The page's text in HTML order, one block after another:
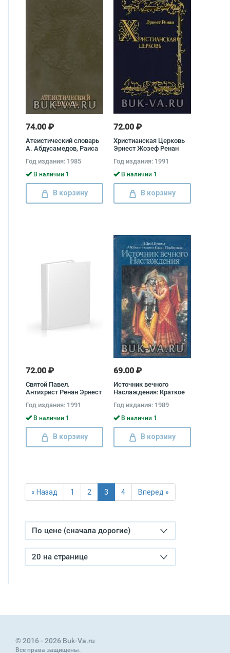
74.00 ₽
Атеистический словарь
А. Абдусамедов, Раиса
Год издания: 1985
В наличии 1
В корзину
72.00 ₽
Христианская Церковь
Эрнест Жозеф Ренан
Год издания: 1991
В наличии 1
В корзину
72.00 ₽
Святой Павел.
Антихрист Ренан Эрнест
Год издания: 1991
В наличии 1
В корзину
69.00 ₽
Источник вечного
Наслаждения: Краткое
десятой Шримад-
Бхагаватам Абхай
Чаранаравинда
Бхактиведанта Свами
Прабхупада
Год издания: 1989
В наличии 1
В корзину
« Назад 1 2 3 4 Вперед »
По цене (сначала дорогие)
20 на странице
© 2016 - 2026 Buk-Va.ru
Все права защищены.